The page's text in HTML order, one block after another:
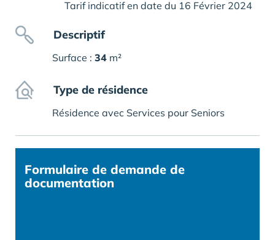
Tarif indicatif en date du 16 Février 2024
Descriptif
Surface : 34 m²
Type de résidence
Résidence avec Services pour Seniors
Formulaire de demande de
documentation